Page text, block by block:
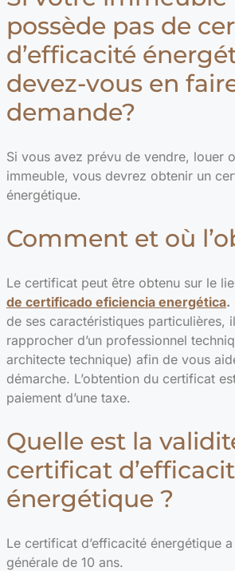
possède pas de
d’efficacité
devez-vous en
demande?
Si vous avez prévu de vendre, louer
immeuble, vous devrez obtenir un
énergétique.
Comment et où
Le certificat peut être obtenu sur le
de certificado eficiencia energética.
de ses caractéristiques particulières,
rapprocher d’un professionnel
architecte technique) afin de vous
démarche. L’obtention du certificat
paiement d’une taxe.
Quelle est la
certificat
énergétique ?
Le certificat d’efficacité énergétique
générale de 10 ans.